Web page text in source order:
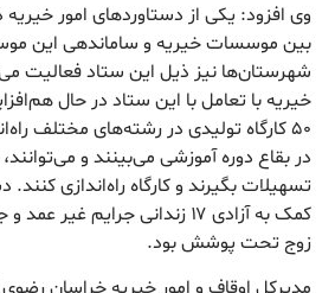
وی افزود: یکی از دستاوردهای امور
خیریه با تعامل با این ستاد در حال
۵۰ کارگاه تولیدی در رشته‌های مختلف
در بقاع دوره آموزشی می‌بینند و
تسهیلات بگیرند و کارگاه راه‌اندازی کنند.
زوج تحت پوشش بود.